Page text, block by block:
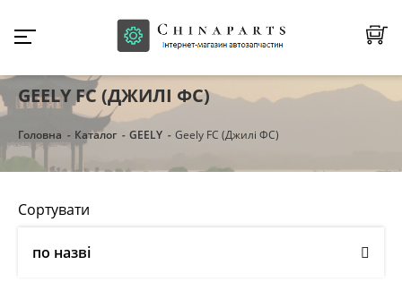
GEELY FC (ДЖИЛІ ФС)
Головна Каталог GEELY Geely FC (Джилі ФС)
Сортувати
по назві